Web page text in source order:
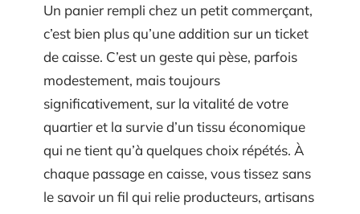
Un panier rempli chez un petit commerçant,
c’est bien plus qu’une addition sur un ticket
de caisse. C’est un geste qui pèse, parfois
modestement, mais toujours
significativement, sur la vitalité de votre
quartier et la survie d’un tissu économique
qui ne tient qu’à quelques choix répétés. À
chaque passage en caisse, vous tissez sans
le savoir un fil qui relie producteurs, artisans